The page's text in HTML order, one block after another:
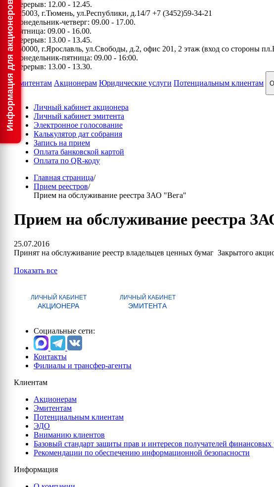
Перерыв: 12.00 - 12.45.
625003, г.Тюмень, ул.Республики, д.14/7 +7 (3452)59-34-21
Понедельник-четверг: 09.00 - 17.00.
Пятница: 09.00 - 16.00.
Перерыв: 13.00 - 13.45.
150000, г.Ярославль, ул.Свободы, д.2, офис 201, 2 этаж (вход со стороны
Понедельник-пятница: 09.00 - 16:00.
Перерыв: 13.00 - 13.30.
Эмитентам Акционерам Юридические услуги Потенциальным клиентам
Личный кабинет акционера
Личный кабинет эмитента
Электронное голосование
Калькулятор дат собрания
Запись на прием
Оплата банковской картой
Оплата по QR-коду
Главная страница/
Прием реестров/
Прием на обслуживание реестра ЗАО "Вега"
Прием на обслуживание реестра
25.07.2016
Принят на обслуживание реестр владельцев ценных бумаг Закрытого
Показать все
ЛИЧНЫЙ КАБИНЕТ
АКЦИОНЕРА
ЛИЧНЫЙ КАБИНЕТ
ЭМИТЕНТА
Социальные сети:
Контакты
Филиалы и трансфер-агенты
Клиентам
Акционерам
Эмитентам
Потенциальным клиентам
ЭДО
Вниманию клиентов
Базовый стандарт защиты прав и интересов получателей финансовых
Рекомендации по обеспечению информационной безопасности
Информация